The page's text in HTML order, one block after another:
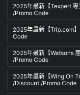
2025年最新【Texpert
/Promo Code
2025年最新【Trip.com
Code
2025年最新【Watsons
/Promo Code
2025年最新【Wing On
/Discount /Promo Code